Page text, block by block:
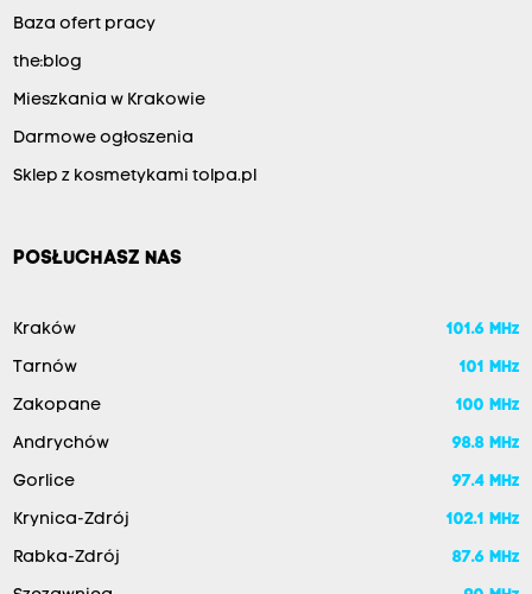
Baza ofert pracy
the:blog
Mieszkania w Krakowie
Darmowe ogłoszenia
Sklep z kosmetykami tolpa.pl
POSŁUCHASZ NAS
Kraków 101.6 MHz
Tarnów 101 MHz
Zakopane 100 MHz
Andrychów 98.8 MHz
Gorlice 97.4 MHz
Krynica-Zdrój 102.1 MHz
Rabka-Zdrój 87.6 MHz